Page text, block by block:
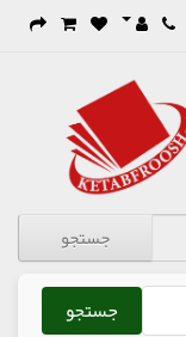
جستجو
جستجو